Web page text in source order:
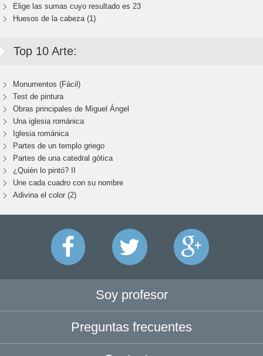
Elige las sumas cuyo resultado es 23
Huesos de la cabeza (1)
Top 10 Arte:
Monumentos (Fácil)
Test de pintura
Obras principales de Miguel Ángel
Una iglesia románica
Iglesia románica
Partes de un templo griego
Partes de una catedral gótica
¿Quién lo pintó? II
Une cada cuadro con su nombre
Adivina el color (2)
Soy profesor
Preguntas frecuentes